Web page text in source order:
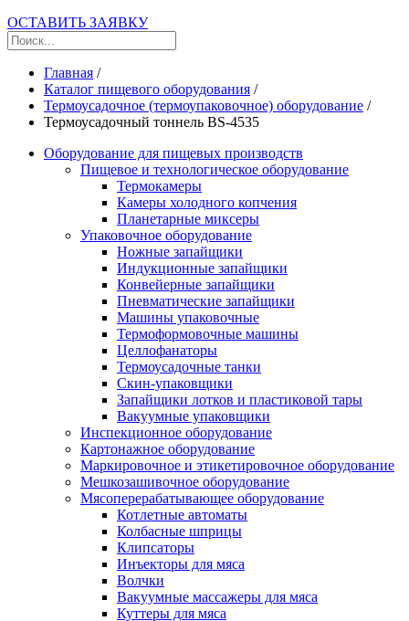
ОСТАВИТЬ ЗАЯВКУ
Главная /
Каталог пищевого оборудования /
Термоусадочное (термоупаковочное) оборудование /
Термоусадочный тоннель BS-4535
Оборудование для пищевых производств
Пищевое и технологическое оборудование
Термокамеры
Камеры холодного копчения
Планетарные миксеры
Упаковочное оборудование
Ножные запайщики
Индукционные запайщики
Конвейерные запайщики
Пневматические запайщики
Машины упаковочные
Термоформовочные машины
Целлофанаторы
Термоусадочные танки
Скин-упаковщики
Запайщики лотков и пластиковой тары
Вакуумные упаковщики
Инспекционное оборудование
Картонажное оборудование
Маркировочное и этикетировочное оборудование
Мешкозашивочное оборудование
Мясоперерабатывающее оборудование
Котлетные автоматы
Колбасные шприцы
Клипсаторы
Инъекторы для мяса
Волчки
Вакуумные массажеры для мяса
Куттеры для мяса